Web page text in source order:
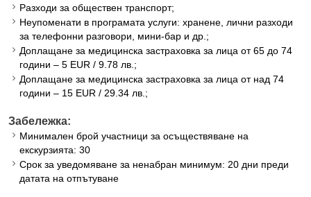
Разходи за обществен транспорт;
Неупоменати в програмата услуги: хранене, лични разходи
за телефонни разговори, мини-бар и др.;
Доплащане за медицинска застраховка за лица от 65 до 74
години – 5 EUR / 9.78 лв.;
Доплащане за медицинска застраховка за лица от над 74
години – 15 EUR / 29.34 лв.;
Забележка:
Минимален брой участници за осъществяване на
екскурзията: 30
Срок за уведомяване за ненабран минимум: 20 дни преди
датата на отпътуване